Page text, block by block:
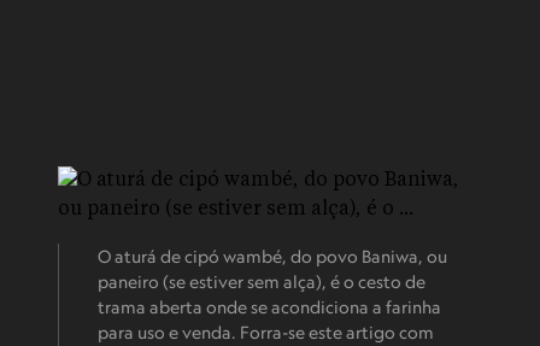
O aturá de cipó wambé, do povo Baniwa, ou
paneiro (se estiver sem alça), é o cesto de
trama aberta onde se acondiciona a farinha
para uso e venda. Forra-se este artigo com